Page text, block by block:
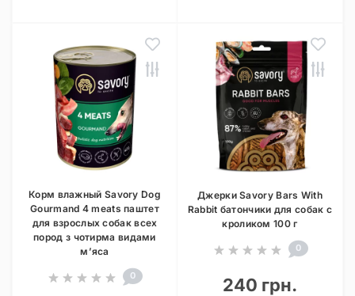
Корм влажный Savory Dog
Gourmand 4 meats паштет
для взрослых собак всех
пород з чотирма видами
м’яса
0
Джерки Savory Bars With
Rabbit батончики для собак с
кроликом 100 г
0
240 грн.